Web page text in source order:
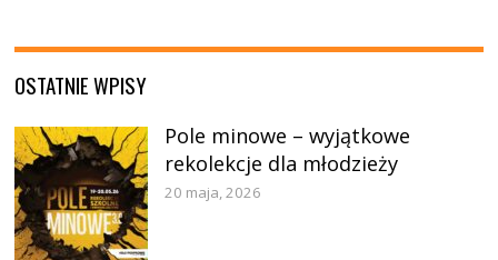
OSTATNIE WPISY
Pole minowe – wyjątkowe
rekolekcje dla młodzieży
20 maja, 2026